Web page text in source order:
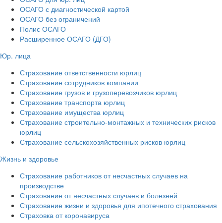
ОСАГО с диагностической картой
ОСАГО без ограничений
Полис ОСАГО
Расширенное ОСАГО (ДГО)
Юр. лица
Страхование ответственности юрлиц
Страхование сотрудников компании
Страхование грузов и грузоперевозчиков юрлиц
Страхование транспорта юрлиц
Страхование имущества юрлиц
Страхование строительно-монтажных и технических рисков
юрлиц
Страхование сельскохозяйственных рисков юрлиц
Жизнь и здоровье
Страхование работников от несчастных случаев на
производстве
Страхование от несчастных случаев и болезней
Страхование жизни и здоровья для ипотечного страхования
Страховка от коронавируса